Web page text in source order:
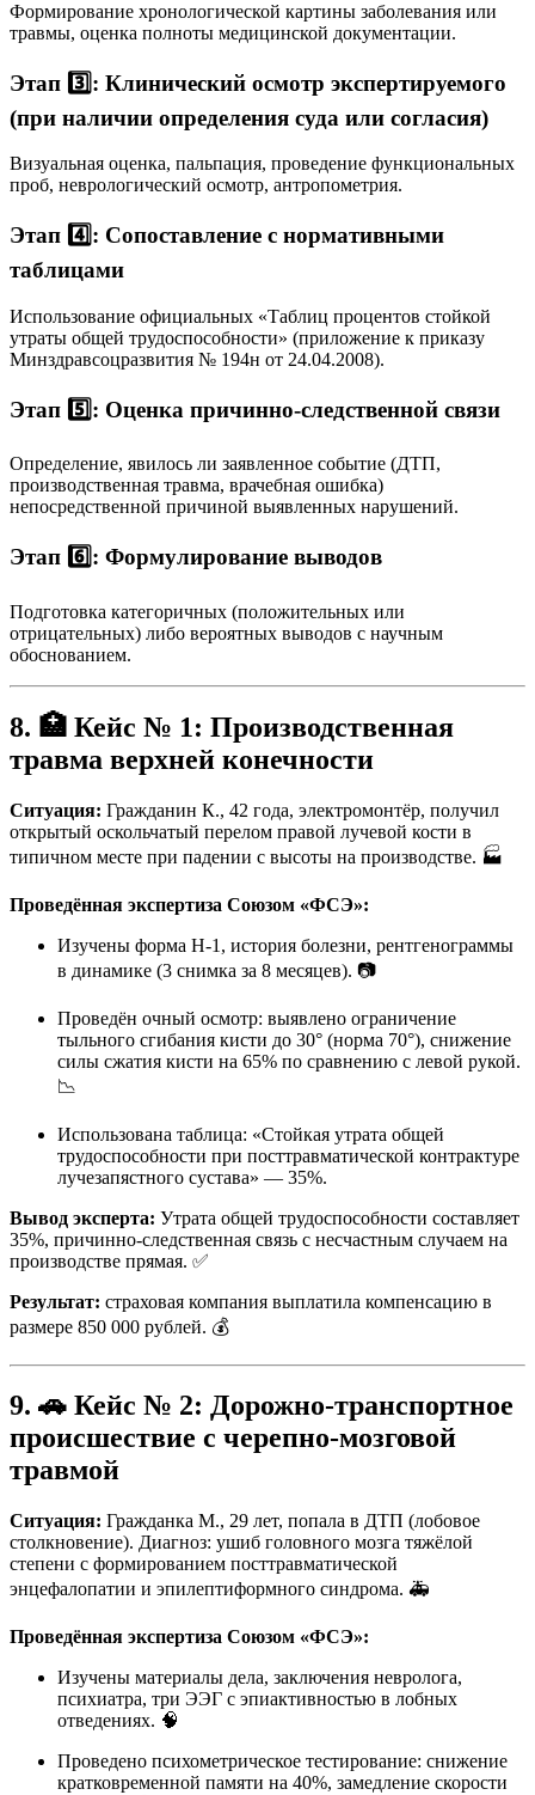
Формирование хронологической картины заболевания или
травмы, оценка полноты медицинской документации.
Этап 3️⃣: Клинический осмотр экспертируемого
(при наличии определения суда или согласия)
Визуальная оценка, пальпация, проведение функциональных
проб, неврологический осмотр, антропометрия.
Этап 4️⃣: Сопоставление с нормативными
таблицами
Использование официальных «Таблиц процентов стойкой
утраты общей трудоспособности» (приложение к приказу
Минздравсоцразвития № 194н от 24.04.2008).
Этап 5️⃣: Оценка причинно-следственной связи
Определение, явилось ли заявленное событие (ДТП,
производственная травма, врачебная ошибка)
непосредственной причиной выявленных нарушений.
Этап 6️⃣: Формулирование выводов
Подготовка категоричных (положительных или
отрицательных) либо вероятных выводов с научным
обоснованием.
8. 🏥 Кейс № 1: Производственная
травма верхней конечности
Ситуация: Гражданин К., 42 года, электромонтёр, получил
открытый оскольчатый перелом правой лучевой кости в
типичном месте при падении с высоты на производстве. 🏭
Проведённая экспертиза Союзом «ФСЭ»:
Изучены форма Н-1, история болезни, рентгенограммы
в динамике (3 снимка за 8 месяцев). 📷
Проведён очный осмотр: выявлено ограничение
тыльного сгибания кисти до 30° (норма 70°), снижение
силы сжатия кисти на 65% по сравнению с левой рукой.
📉
Использована таблица: «Стойкая утрата общей
трудоспособности при посттравматической контрактуре
лучезапястного сустава» — 35%.
Вывод эксперта: Утрата общей трудоспособности составляет
35%, причинно-следственная связь с несчастным случаем на
производстве прямая. ✅
Результат: страховая компания выплатила компенсацию в
размере 850 000 рублей. 💰
9. 🚗 Кейс № 2: Дорожно-транспортное
происшествие с черепно-мозговой
травмой
Ситуация: Гражданка М., 29 лет, попала в ДТП (лобовое
столкновение). Диагноз: ушиб головного мозга тяжёлой
степени с формированием посттравматической
энцефалопатии и эпилептиформного синдрома. 🚑
Проведённая экспертиза Союзом «ФСЭ»:
Изучены материалы дела, заключения невролога,
психиатра, три ЭЭГ с эпиактивностью в лобных
отведениях. 🧠
Проведено психометрическое тестирование: снижение
кратковременной памяти на 40%, замедление скорости